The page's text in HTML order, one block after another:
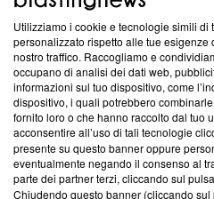
Questa sezione offre
News, sui nostri processi
creare news di qualità. Inoltre,
‘Trust Project - News with
ancora membro del programma,
parte; Trust Project non ha
conformità agli standard.
Su di noi
Utilizziamo i cookie e tecnologie simili di
personalizzato rispetto alle tue
nostro traffico. Raccogliamo e
occupano di analisi dei dati web,
informazioni sul tuo dispositivo, come
dispositivo, i quali potrebbero
fornito loro o che hanno raccolto dal tuo
acconsentire all’uso di tali tecnologie
presente su questo banner oppure
eventualmente negando il consenso al
parte dei partner terzi, cliccando sul
Chiudendo questo banner (cliccando sul